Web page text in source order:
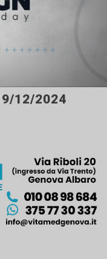
12/2024